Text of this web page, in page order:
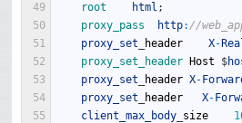
49
50
51
52
53
54
55
root
html ;
proxy_pass
http: //
proxy_set
header X-
proxy_set_header
Host $
proxy_set
header X-
proxy_set
header X-
client_max_body size